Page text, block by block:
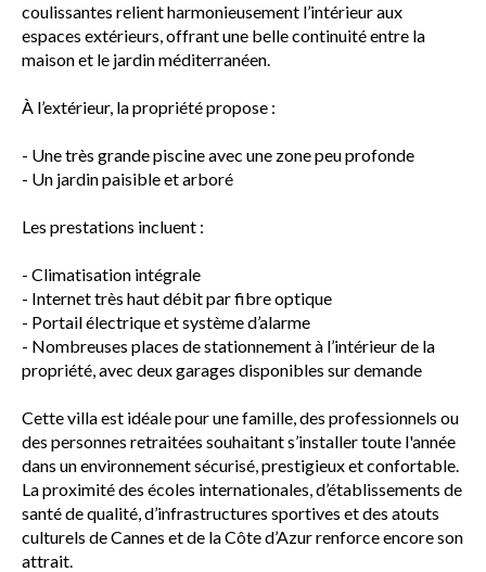
coulissantes relient harmonieusement l’intérieur aux
espaces extérieurs, offrant une belle continuité entre la
maison et le jardin méditerranéen.
À l’extérieur, la propriété propose :
- Une très grande piscine avec une zone peu profonde
- Un jardin paisible et arboré
Les prestations incluent :
- Climatisation intégrale
- Internet très haut débit par fibre optique
- Portail électrique et système d’alarme
- Nombreuses places de stationnement à l’intérieur de la
propriété, avec deux garages disponibles sur demande
Cette villa est idéale pour une famille, des professionnels ou
des personnes retraitées souhaitant s’installer toute l'année
dans un environnement sécurisé, prestigieux et confortable.
La proximité des écoles internationales, d’établissements de
santé de qualité, d’infrastructures sportives et des atouts
culturels de Cannes et de la Côte d’Azur renforce encore son
attrait.